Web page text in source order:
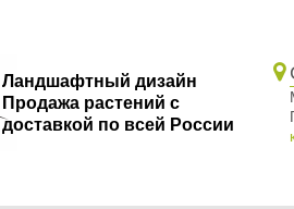
Ландшафтный дизайн
Продажа растений с
доставкой по всей России